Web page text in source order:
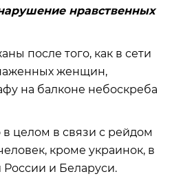
нравственных
после того, как в сети
женщин,
на балконе небоскреба
целом в связи с рейдом
кроме украинок, в
и Беларуси.